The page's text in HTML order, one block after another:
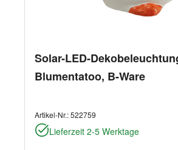
Solar-LED-
Blumentatoo, B-Ware
Artikel-Nr.:522759
Lieferzeit 2-5 Werktage